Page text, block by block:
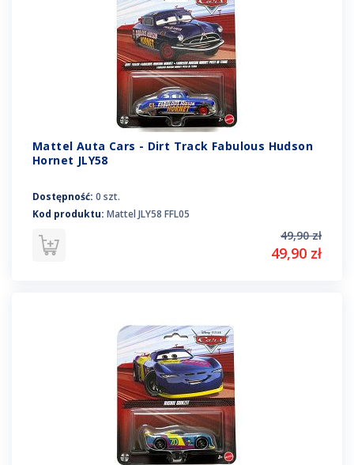
Mattel Auta Cars - Dirt Track Fabulous Hudson
Hornet JLY58
Dostępność: 0 szt.
Kod produktu: Mattel JLY58 FFL05
49,90 zł
49,90 zł